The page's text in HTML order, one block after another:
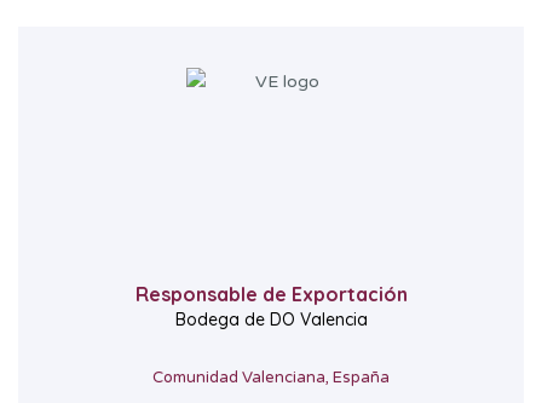
Responsable de Exportación
Bodega de DO Valencia
Comunidad Valenciana, España